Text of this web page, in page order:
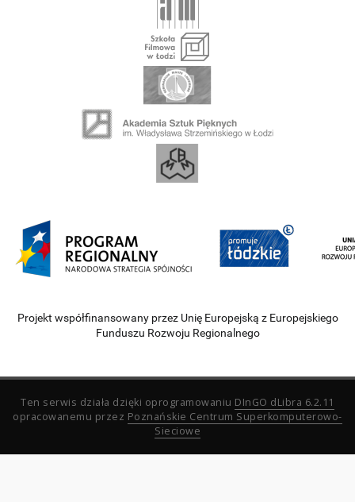
Projekt współfinansowany przez Unię Europejską z Europejskiego
Funduszu Rozwoju Regionalnego
Ten serwis działa dzięki oprogramowaniu DInGO dLibra 6.2.11
opracowanemu przez Poznańskie Centrum Superkomputerowo-
Sieciowe